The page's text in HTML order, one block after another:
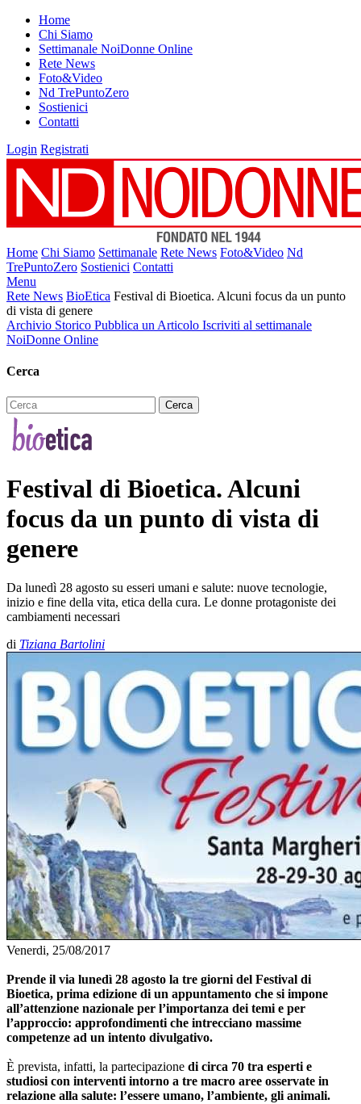
Home
Chi Siamo
Settimanale NoiDonne Online
Rete News
Foto&Video
Nd TrePuntoZero
Sostienici
Contatti
Login Registrati
Home Chi Siamo Settimanale Rete News Foto&Video Nd
TrePuntoZero Sostienici Contatti
Menu
Rete News BioEtica Festival di Bioetica. Alcuni focus da un punto
di vista di genere
Archivio Storico Pubblica un Articolo Iscriviti al settimanale
NoiDonne Online
Cerca
Festival di Bioetica. Alcuni
focus da un punto di vista di
genere
Da lunedì 28 agosto su esseri umani e salute: nuove tecnologie,
inizio e fine della vita, etica della cura. Le donne protagoniste dei
cambiamenti necessari
di Tiziana Bartolini
Venerdi, 25/08/2017
Prende il via lunedì 28 agosto la tre giorni del Festival di
Bioetica, prima edizione di un appuntamento che si impone
all’attenzione nazionale per l’importanza dei temi e per
l’approccio: approfondimenti che intrecciano massime
competenze ad un intento divulgativo.
È prevista, infatti, la partecipazione di circa 70 tra esperti e
studiosi con interventi intorno a tre macro aree osservate in
relazione alla salute: l’essere umano, l’ambiente, gli animali.